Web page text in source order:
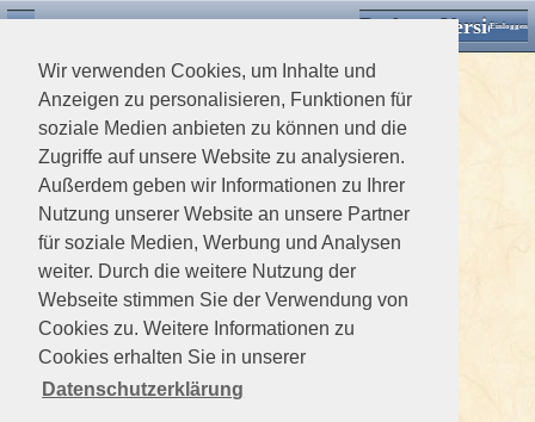
Wir verwenden Cookies, um Inhalte und
Anzeigen zu personalisieren, Funktionen für
soziale Medien anbieten zu können und die
Zugriffe auf unsere Website zu analysieren.
Außerdem geben wir Informationen zu Ihrer
Nutzung unserer Website an unsere Partner
für soziale Medien, Werbung und Analysen
weiter. Durch die weitere Nutzung der
Webseite stimmen Sie der Verwendung von
Cookies zu. Weitere Informationen zu
Cookies erhalten Sie in unserer
Datenschutzerklärung
Desktop VersionEinloggen